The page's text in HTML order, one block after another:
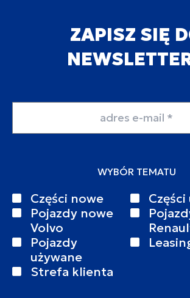
ZAPISZ SIĘ
WYBÓR TEMATU
Części nowe
Pojazdy nowe
Volvo
Pojazdy
używane
Strefa klienta